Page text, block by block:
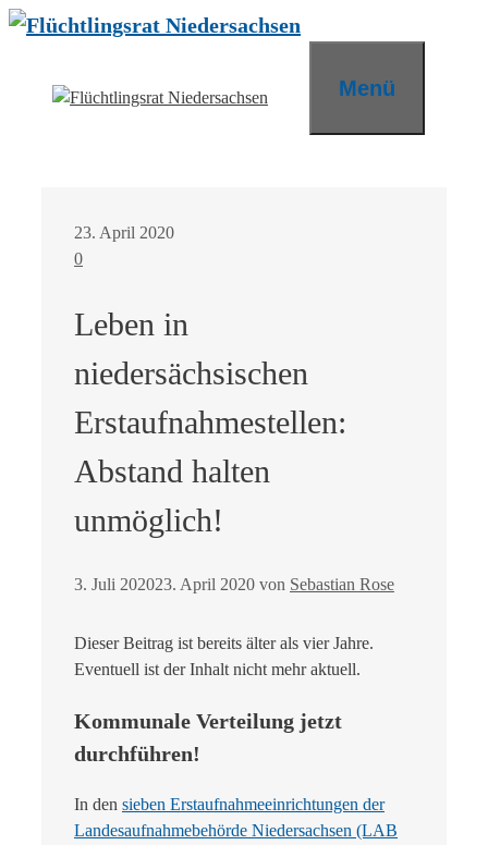
Zum
Menü
23. April 2020
0
Leben in
niedersächsischen
Erstaufnahmestellen:
Abstand halten
unmöglich!
3. Juli 202023. April 2020 von Sebastian Rose
Dieser Beitrag ist bereits älter als vier Jahre.
Eventuell ist der Inhalt nicht mehr aktuell.
Kommunale Verteilung jetzt
durchführen!
In den sieben Erstaufnahmeeinrichtungen der
Landesaufnahmebehörde Niedersachsen (LAB